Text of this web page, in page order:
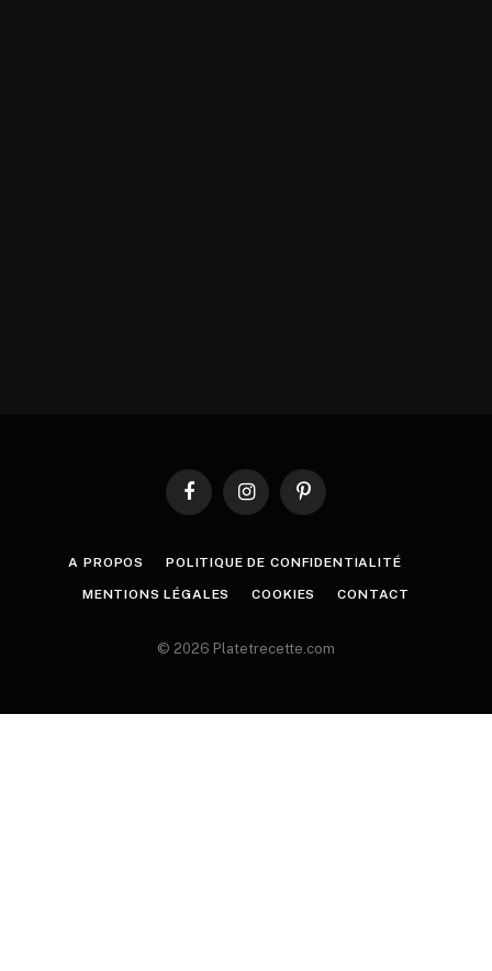
FacebookInstagramPinterest
A PROPOS POLITIQUE DE CONFIDENTIALITÉ
MENTIONS LÉGALES COOKIES CONTACT
© 2026 Platetrecette.com